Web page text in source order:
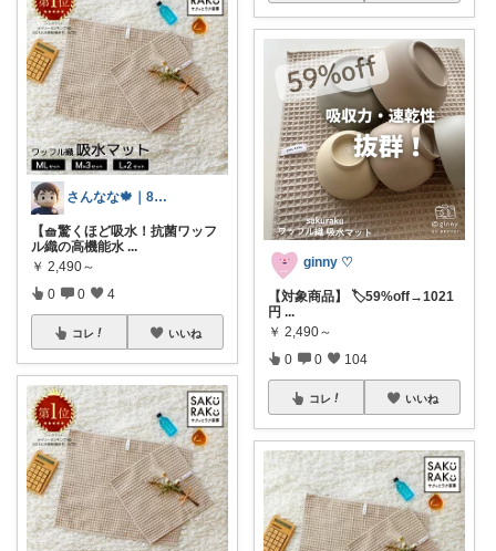
さんなな🍁｜8月朝コレチャレンジ🌞
【🧺驚くほど吸水！抗菌ワッフ
ル織の高機能水 ...
￥ 2,490～
0 0 4
コレ いいね
ginny ♡
【対象商品】 🏷️59%off→1021
円 ...
￥ 2,490～
0 0 104
コレ いいね